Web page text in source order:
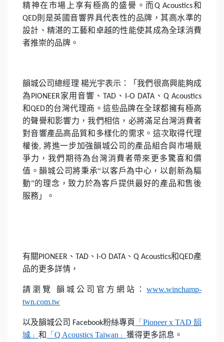
精神在市場上享有極高的盛譽。而Q Acoustics和
QED則是英國音響界具代表性的品牌，其高水準的
設計、精湛的工藝和卓越的性能使其成為全球消費
者推崇的品牌。
韻城公司總經理 楊光宇表示：「我們很高興能夠成
為 PIONEER家用音響、 TAD 、 I-O DATA 、 Q Acoustics
和QED的台灣代理商。這些品牌在全球都擁有極高
的聲譽和影響力，我們相信，必將滿足台灣消費者
對音響產品高品質和多樣化的需求。這次取得代理
權後,將進一步加強韻城公司的產品組合與市場競
爭力，我們期待為台灣消費者帶來更多驚喜和價
值。韻城公司將秉承“以客戶為中心，以創新為驅
動”的理念，致力於為客戶提供最好的產品和售後
服務」
。
有關 PIONEER 、 TAD 、 I-O DATA 、 Q Acoustics和QED產
品的更多詳情，
請瀏覽 韻城公司官方網站： www.winchamp-
twn.com.tw
以及韻城公司 Facebook粉絲專頁 「 Pioneer x TAD 韻
城 」 和 「 Q Acoustics Taiwan 」 獲得更多訊息。